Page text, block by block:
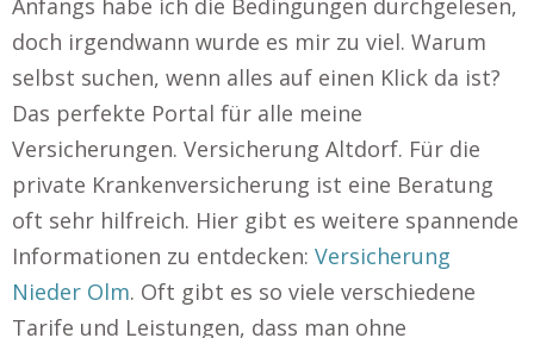
Anfangs habe ich die Bedingungen durchgelesen,
doch irgendwann wurde es mir zu viel. Warum
selbst suchen, wenn alles auf einen Klick da ist?
Das perfekte Portal für alle meine
Versicherungen. Versicherung Altdorf. Für die
private Krankenversicherung ist eine Beratung
oft sehr hilfreich. Hier gibt es weitere spannende
Informationen zu entdecken: Versicherung
Nieder Olm. Oft gibt es so viele verschiedene
Tarife und Leistungen, dass man ohne